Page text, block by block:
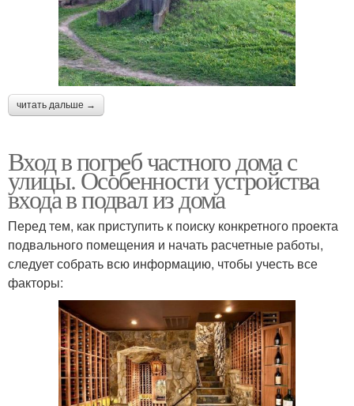
читать дальше →
Вход в погреб частного дома с
улицы. Особенности устройства
входа в подвал из дома
Перед тем, как приступить к поиску конкретного проекта
подвального помещения и начать расчетные работы,
следует собрать всю информацию, чтобы учесть все
факторы: